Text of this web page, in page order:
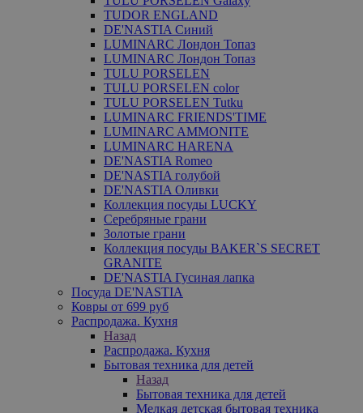
TUDOR ENGLAND
DE'NASTIA Синий
LUMINARC Лондон Топаз
LUMINARC Лондон Топаз
TULU PORSELEN
TULU PORSELEN color
TULU PORSELEN Tutku
LUMINARC FRIENDS'TIME
LUMINARC AMMONITE
LUMINARC HARENA
DE'NASTIA Romeo
DE'NASTIA голубой
DE'NASTIA Оливки
Коллекция посуды LUCKY
Серебряные грани
Золотые грани
Коллекция посуды BAKER`S SECRET
GRANITE
DE'NASTIA Гусиная лапка
Посуда DE'NASTIA
Ковры от 699 руб
Распродажа. Кухня
Назад
Распродажа. Кухня
Бытовая техника для детей
Назад
Бытовая техника для детей
Мелкая детская бытовая техника